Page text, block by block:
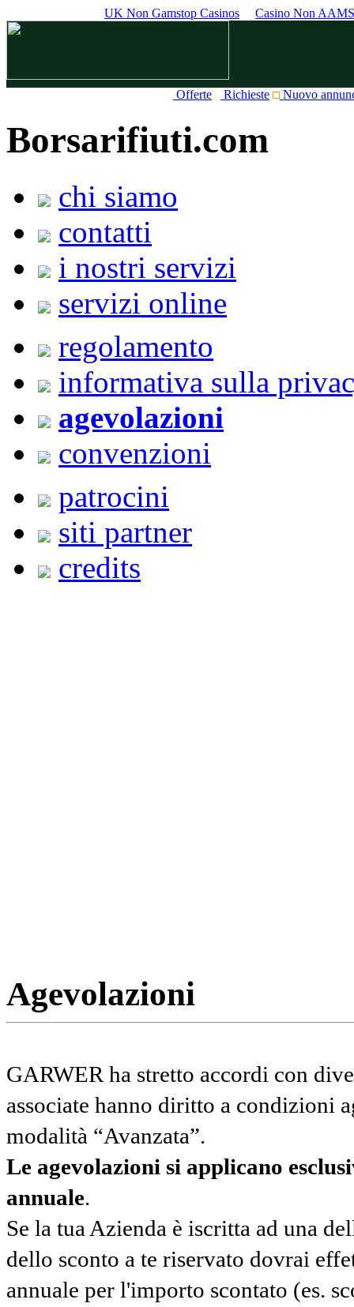
UK Non Gamstop Casinos Casino Non AAMS
Offerte Richieste Nuovo
Borsarifiuti.com
chi siamo
contatti
i nostri servizi
servizi online
regolamento
informativa sulla
agevolazioni
convenzioni
patrocini
siti partner
credits
Agevolazioni
GARWER ha stretto accordi con
associate hanno diritto a condizioni
modalità “Avanzata”.
Le agevolazioni si applicano
annuale.
Se la tua Azienda è iscritta ad una
dello sconto a te riservato dovrai
annuale per l'importo scontato (es.